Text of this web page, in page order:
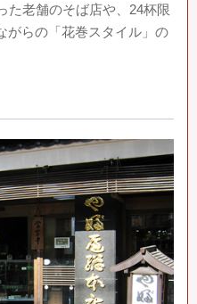
た老舗のそば店や、24杯限
がらの「花巻スタイル」の